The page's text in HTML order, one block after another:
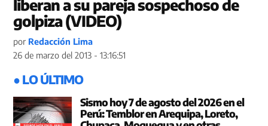
liberan a su pareja sospechoso de
golpiza (VIDEO)
por Redacción Lima
26 de marzo del 2013 - 13:16:51
● LO ÚLTIMO
Sismo hoy 7 de agosto del 2026 en el
Perú: Temblor en Arequipa, Loreto,